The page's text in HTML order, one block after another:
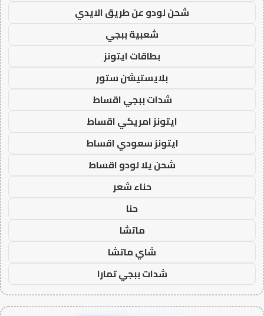
شحن لودو عن طريق الايدي
شعبية ببجي
بطاقات ايتونز
بلايستيشن ستور
شدات ببجي اقساط
ايتونز امريكي اقساط
ايتونز سعودي اقساط
شحن يلا لودو اقساط
حناء شعر
حنا
ماتشا
شاي ماتشا
شدات ببجي تمارا